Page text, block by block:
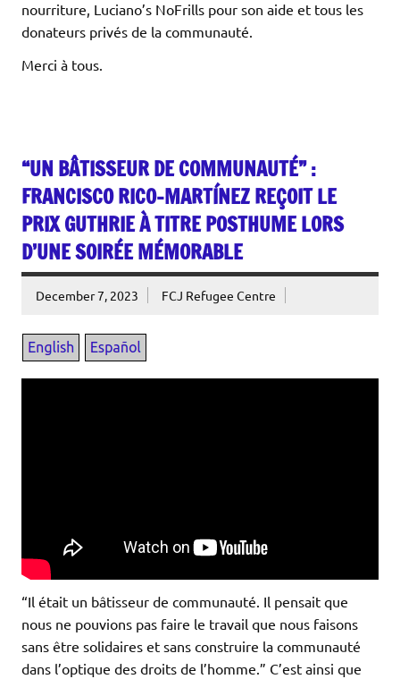
nourriture, Luciano’s NoFrills pour son aide et tous les
donateurs privés de la communauté.
Merci à tous.
“UN BÂTISSEUR DE COMMUNAUTÉ” :
FRANCISCO RICO-MARTÍNEZ REÇOIT LE
PRIX GUTHRIE À TITRE POSTHUME LORS
D’UNE SOIRÉE MÉMORABLE
December 7, 2023 FCJ Refugee Centre
“Il était un bâtisseur de communauté. Il pensait que
nous ne pouvions pas faire le travail que nous faisons
sans être solidaires et sans construire la communauté
dans l’optique des droits de l’homme.” C’est ainsi que